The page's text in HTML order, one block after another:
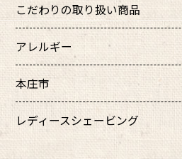
こだわりの取り扱い商品
アレルギー
本庄市
レディースシェービング